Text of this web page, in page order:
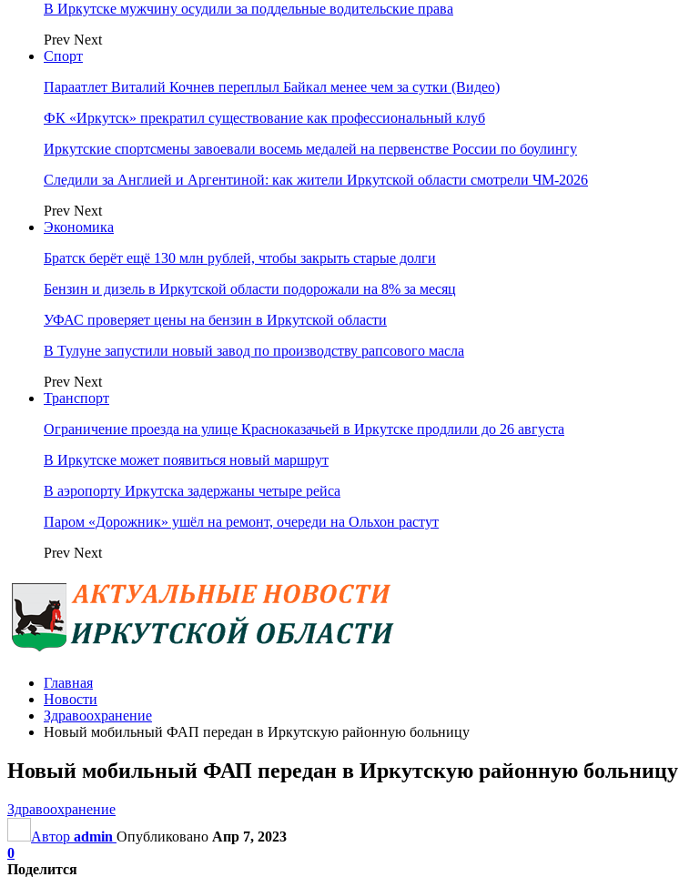
В Иркутске мужчину осудили за поддельные водительские права
Prev Next
Спорт
Параатлет Виталий Кочнев переплыл Байкал менее чем за сутки (Видео)
ФК «Иркутск» прекратил существование как профессиональный клуб
Иркутские спортсмены завоевали восемь медалей на первенстве России по боулингу
Следили за Англией и Аргентиной: как жители Иркутской области смотрели ЧМ-2026
Prev Next
Экономика
Братск берёт ещё 130 млн рублей, чтобы закрыть старые долги
Бензин и дизель в Иркутской области подорожали на 8% за месяц
УФАС проверяет цены на бензин в Иркутской области
В Тулуне запустили новый завод по производству рапсового масла
Prev Next
Транспорт
Ограничение проезда на улице Красноказачьей в Иркутске продлили до 26 августа
В Иркутске может появиться новый маршрут
В аэропорту Иркутска задержаны четыре рейса
Паром «Дорожник» ушёл на ремонт, очереди на Ольхон растут
Prev Next
Главная
Новости
Здравоохранение
Новый мобильный ФАП передан в Иркутскую районную больницу
Новый мобильный ФАП передан в Иркутскую районную больницу
Здравоохранение
Автор admin Опубликовано Апр 7, 2023
0
Поделится